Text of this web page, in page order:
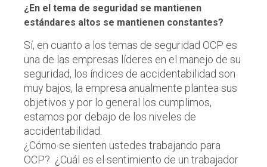
¿En el tema de seguridad se mantienen
estándares altos se mantienen constantes?
Sí, en cuanto a los temas de seguridad OCP es
una de las empresas líderes en el manejo de su
seguridad, los índices de accidentabilidad son
muy bajos, la empresa anualmente plantea sus
objetivos y por lo general los cumplimos,
estamos por debajo de los niveles de
accidentabilidad.
¿Cómo se sienten ustedes trabajando para
OCP? ¿Cuál es el sentimiento de un trabajador